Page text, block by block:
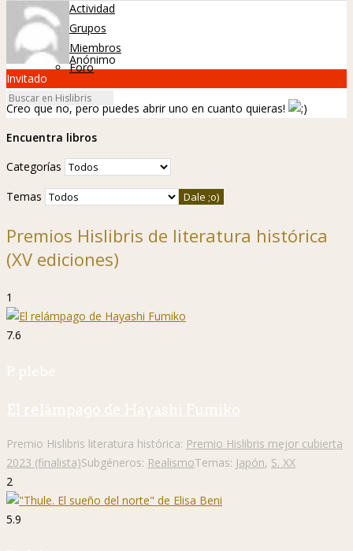
Actividad
Grupos
Miembros
Foro
Anónimo
Invitado
Creo que no, pero puedes abrir uno en cuanto quieras!
Encuentra libros
Categorías
Temas
Premios Hislibris de literatura histórica
(XV ediciones)
1
7.6
P. plebe
El relámpago de Hayashi Fumiko
Premio Hislibris literatura histórica: Premio Hislibris mejor cubierta
2023 (finalista)Subgéneros: RealismoTemas: Japón, S. XX
2
5.9